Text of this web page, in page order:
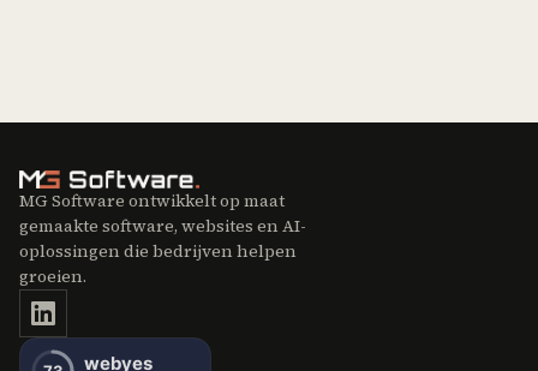
MG Software ontwikkelt op maat
gemaakte software, websites en AI-
oplossingen die bedrijven helpen
groeien.